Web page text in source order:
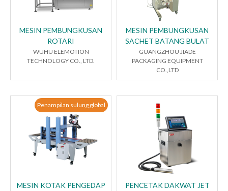
MESIN PEMBUNGKUSAN
ROTARI
WUHU ELEMOTION
TECHNOLOGY CO., LTD.
MESIN PEMBUNGKUSAN
SACHET BATANG BULAT
GUANGZHOU JIADE
PACKAGING EQUIPMENT
CO.,LTD
Penampilan sulung global
MESIN KOTAK PENGEDAP
PENCETAK DAKWAT JET